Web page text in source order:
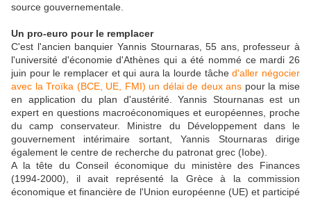
source gouvernementale.
Un pro-euro pour le remplacer
C'est l'ancien banquier Yannis Stournaras, 55 ans, professeur à
l'université d'économie d'Athènes qui a été nommé ce mardi 26
juin pour le remplacer et qui aura la lourde tâched'aller négocier
avec la Troïka (BCE, UE, FMI) un délai de deux ans pour la mise
en application du plan d'austérité. Yannis Stournanas est un
expert en questions macroéconomiques et européennes, proche
du camp conservateur. Ministre du Développement dans le
gouvernement intérimaire sortant, Yannis Stournaras dirige
également le centre de recherche du patronat grec (Iobe).
A la tête du Conseil économique du ministère des Finances
(1994-2000), il avait représenté la Grèce à la commission
économique et financière de l'Union européenne (UE) et participé